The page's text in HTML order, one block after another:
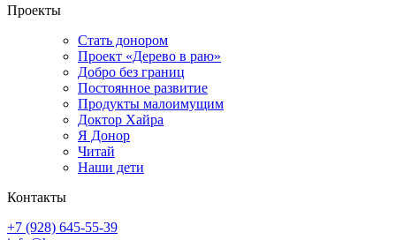
Проекты
Стать донором
Проект «Дерево в раю»
Добро без границ
Постоянное развитие
Продукты малоимущим
Доктор Хайра
Я Донор
Читай
Наши дети
Контакты
+7 (928) 645-55-39